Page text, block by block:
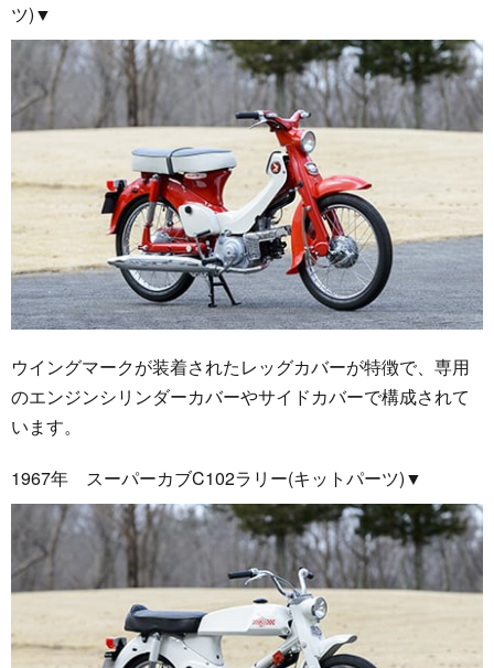
ツ)▼
ウイングマークが装着されたレッグカバーが特徴で、専用
のエンジンシリンダーカバーやサイドカバーで構成されて
います。
1967年 スーパーカブC102ラリー(キットパーツ)▼